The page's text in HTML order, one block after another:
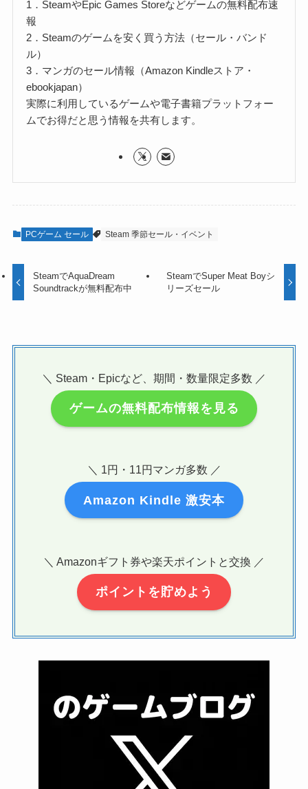
1．SteamやEpic Games Storeなどゲームの無料配布速
報
2．Steamのゲームを安く買う方法（セール・バンド
ル）
3．マンガのセール情報（Amazon Kindleストア・
ebookjapan）
実際に利用しているゲームや電子書籍プラットフォー
ムでお得だと思う情報を共有します。
PCゲーム セール Steam 季節セール・イベント
SteamでAquaDream
Soundtrackが無料配布中
SteamでSuper Meat Boyシ
リーズセール
＼ Steam・Epicなど、期間・数量限定多数 ／
ゲームの無料配布情報を見る
＼ 1円・11円マンガ多数 ／
Amazon Kindle 激安本
＼ Amazonギフト券や楽天ポイントと交換 ／
ポイントを貯めよう